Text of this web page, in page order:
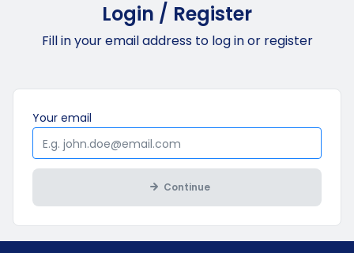
Login / Register
Fill in your email address to log in or register
Your email
Continue